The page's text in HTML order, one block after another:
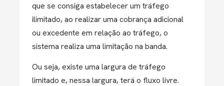
que se consiga estabelecer um tráfego
ilimitado, ao realizar uma cobrança adicional
ou excedente em relação ao tráfego, o
sistema realiza uma limitação na banda.
Ou seja, existe uma largura de tráfego
limitado e, nessa largura, terá o fluxo livre.